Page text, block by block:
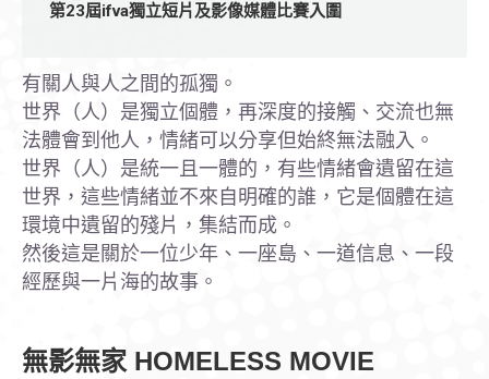
第23屆ifva獨立短片及影像媒體比賽入圍
有關人與人之間的孤獨。
世界（人）是獨立個體，再深度的接觸、交流也無
法體會到他人，情緒可以分享但始終無法融入。
世界（人）是統一且一體的，有些情緒會遺留在這
世界，這些情緒並不來自明確的誰，它是個體在這
環境中遺留的殘片，集結而成。
然後這是關於一位少年、一座島、一道信息、一段
經歷與一片海的故事。
無影無家 HOMELESS MOVIE